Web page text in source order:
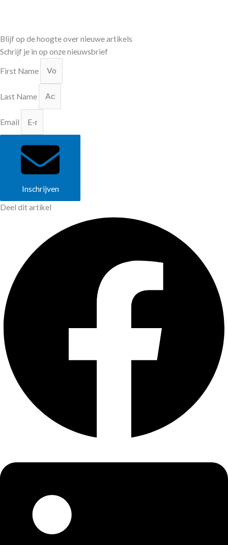
Blijf op de hoogte over nieuwe artikels
Schrijf je in op onze nieuwsbrief
First Name
Last Name
Email
Inschrijven
Deel dit artikel